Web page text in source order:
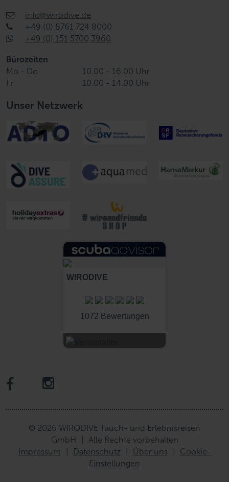
info@wirodive.de
+49 (0) 8761 724 8000
+49 (0) 151 5700 3960
Bürozeiten
Mo - Do
10.00 - 16.00 Uhr
Fr
10.00 - 14.00 Uhr
Unser Netzwerk
WIRODIVE
1072 Bewertungen
© 2026 WIRODIVE Tauch- und Erlebnisreisen
GmbH
Alle Rechte vorbehalten
Impressum
Datenschutz Über uns
Cookie-
Einstellungen